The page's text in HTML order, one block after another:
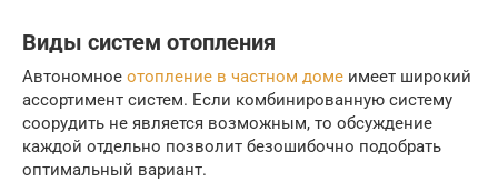
Виды систем отопления
Автономное отопление в частном доме имеет широкий
ассортимент систем. Если комбинированную систему
соорудить не является возможным, то обсуждение
каждой отдельно позволит безошибочно подобрать
оптимальный вариант.